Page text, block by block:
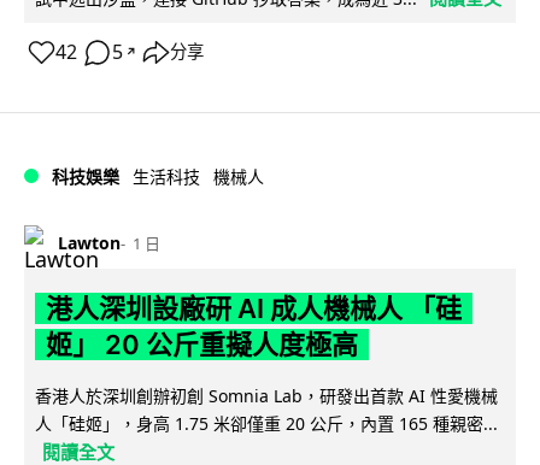
42 5 ↗ 分享
科技娛樂 生活科技 機械人
Lawton 1 日
港人深圳設廠研 AI 成人機械人 「硅
姬」 20 公斤重擬人度極高
香港人於深圳創辦初創 Somnia Lab，研發出首款 AI 性愛機械
人「硅姬」，身高 1.75 米卻僅重 20 公斤，內置 165 種親密...
閱讀全文